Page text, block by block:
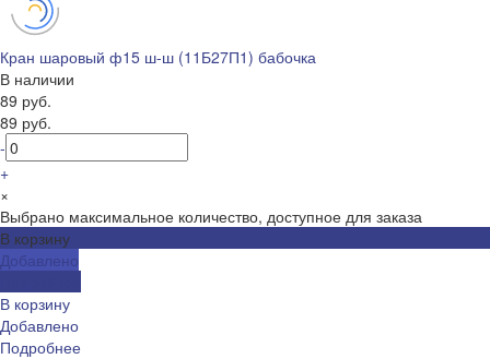
Кран шаровый ф15 ш-ш (11Б27П1) бабочка
В наличии
89 руб.
89 руб.
-
+
×
Выбрано максимальное количество, доступное для заказа
В корзину
Добавлено
В корзину
Добавлено
Подробнее